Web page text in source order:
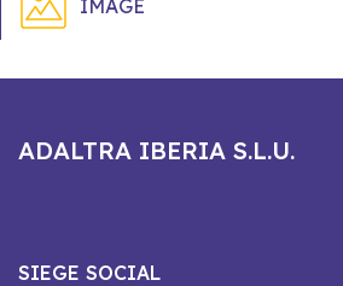
IMAGE
ADALTRA IBERIA S.L.U.
SIEGE SOCIAL